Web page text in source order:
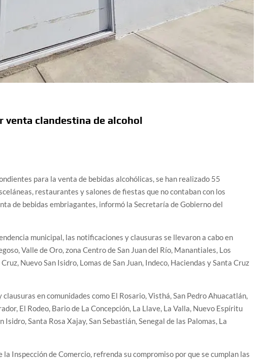
venta clandestina de alcohol
para la venta de bebidas alcohólicas, se han realizado 55
restaurantes y salones de fiestas que no contaban con los
de bebidas embriagantes, informó la Secretaría de Gobierno del
municipal, las notificaciones y clausuras se llevaron a cabo en
Valle de Oro, zona Centro de San Juan del Río, Manantiales, Los
Nuevo San Isidro, Lomas de San Juan, Indeco, Haciendas y Santa Cruz
en comunidades como El Rosario, Visthá, San Pedro Ahuacatlán,
El Rodeo, Bario de La Concepción, La Llave, La Valla, Nuevo Espíritu
Isidro, Santa Rosa Xajay, San Sebastián, Senegal de las Palomas, La
Inspección de Comercio, refrenda su compromiso por que se cumplan las